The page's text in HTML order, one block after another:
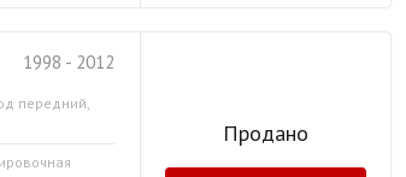
1998 - 2012
передний,
Продано